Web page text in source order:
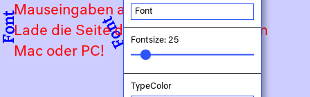
Mauseingaben angewiesen.
Lade die Seite daher bitte auf deinem
Mac oder PC!
Fontsize: 25
TypeColor